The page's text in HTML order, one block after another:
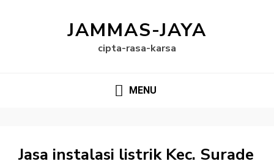
JAMMAS-JAYA
cipta-rasa-karsa
MENU
Jasa instalasi listrik Kec. Surade